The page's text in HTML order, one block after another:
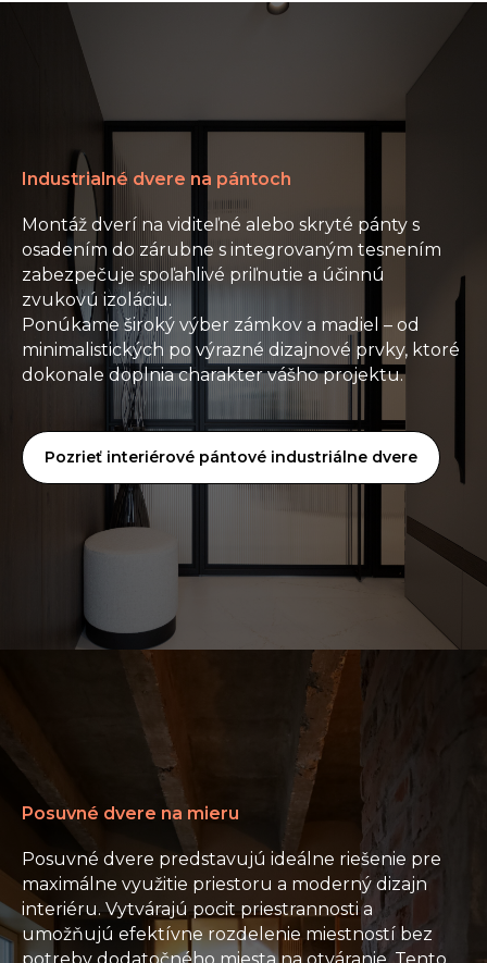
Industrialné dvere na pántoch
Montáž dverí na viditeľné alebo skryté pánty s
osadením do zárubne s integrovaným tesnením
zabezpečuje spoľahlivé priľnutie a účinnú
zvukovú izoláciu.
Ponúkame široký výber zámkov a madiel – od
minimalistických po výrazné dizajnové prvky, ktoré
dokonale doplnia charakter vášho projektu.
Pozrieť interiérové pántové industriálne dvere
Posuvné dvere na mieru
Posuvné dvere predstavujú ideálne riešenie pre
maximálne využitie priestoru a moderný dizajn
interiéru. Vytvárajú pocit priestrannosti a
umožňujú efektívne rozdelenie miestností bez
potreby dodatočného miesta na otváranie. Tento